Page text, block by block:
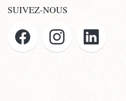
SUIVEZ-NOUS